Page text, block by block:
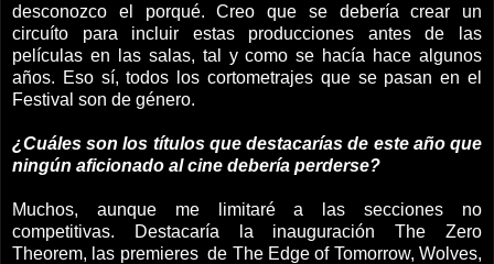
desconozco el porqué. Creo que se debería crear un
circuíto para incluir estas producciones antes de las
películas en las salas, tal y como se hacía hace algunos
años. Eso sí, todos los cortometrajes que se pasan en el
Festival son de género.
¿Cuáles son los títulos que destacarías de este año que
ningún aficionado al cine debería perderse?
Muchos, aunque me limitaré a las secciones no
competitivas. Destacaría la inauguración The Zero
Theorem, las premieres de The Edge of Tomorrow, Wolves,